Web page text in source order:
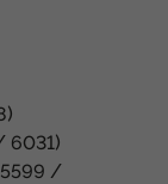
6031)
/